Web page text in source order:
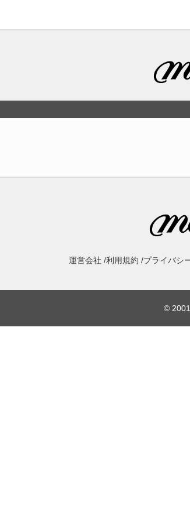
運営会社 /利用規約 /プライバシ
©2001